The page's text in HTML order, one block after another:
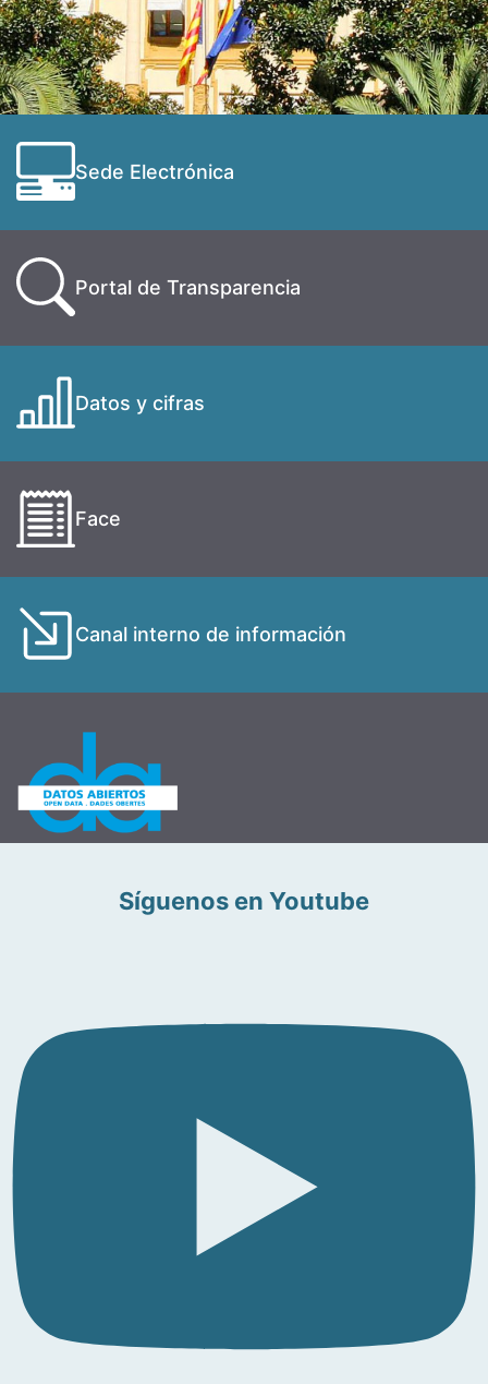
Sede Electrónica
Portal de Transparencia
Datos y cifras
Face
Canal interno de información
Síguenos en Youtube